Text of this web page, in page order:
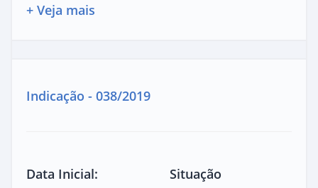
+ Veja mais
Indicação - 038/2019
Data Inicial: Situação